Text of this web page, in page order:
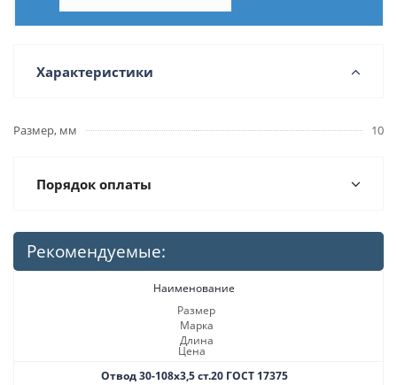
Характеристики
Размер, мм 10
Порядок оплаты
Рекомендуемые:
Наименование
Размер
Марка
Длина
Цена
Отвод 30-108х3,5 ст.20 ГОСТ 17375